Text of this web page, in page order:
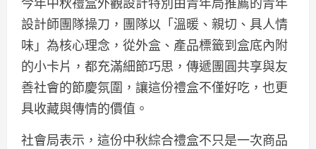
設計師團隊操刀，團隊以「溫暖、親切、具人情
味」為核心理念，從外盒、產品標籤到盒底內附
的小卡片，都充滿細節巧思，傳遞團圓共享與友
善社會的節慶氛圍，讓這份禮盒不僅好吃，也更
具收藏與傳情的價值。
社會局表示，這份中秋綜合禮盒不只是一次商品